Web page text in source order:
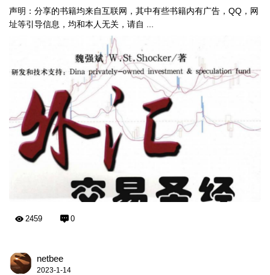
声明：分享的书籍均来自互联网，其中有些书籍内有广告，QQ，网
址等引导信息，均和本人无关，请自 ...
2459 0
netbee
2023-1-14